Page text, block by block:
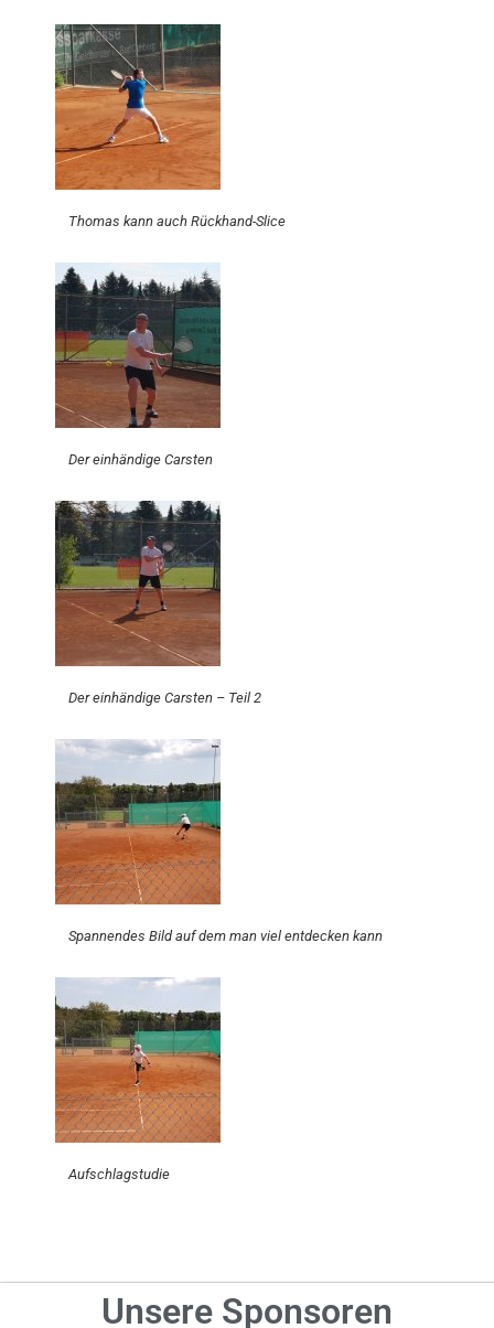
Thomas kann auch Rückhand-Slice
Der einhändige Carsten
Der einhändige Carsten – Teil 2
Spannendes Bild auf dem man viel entdecken kann
Aufschlagstudie
Unsere Sponsoren